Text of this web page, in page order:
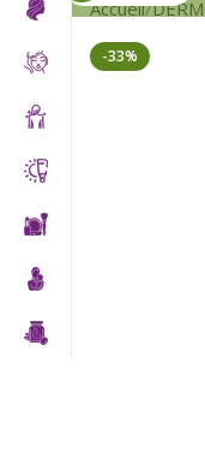
Accueil
-33%